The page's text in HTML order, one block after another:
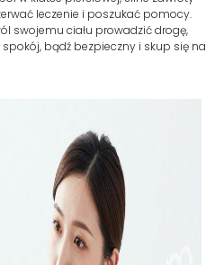
leczenie i poszukać pomocy.
swojemu ciału prowadzić drogę,
bądź bezpieczny i skup się na